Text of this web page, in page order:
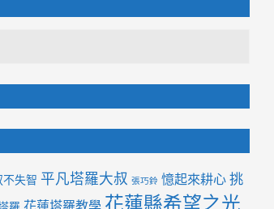
不失智 平凡塔羅大叔 張巧鈴 憶起來耕心挑
花蓮縣希望之光